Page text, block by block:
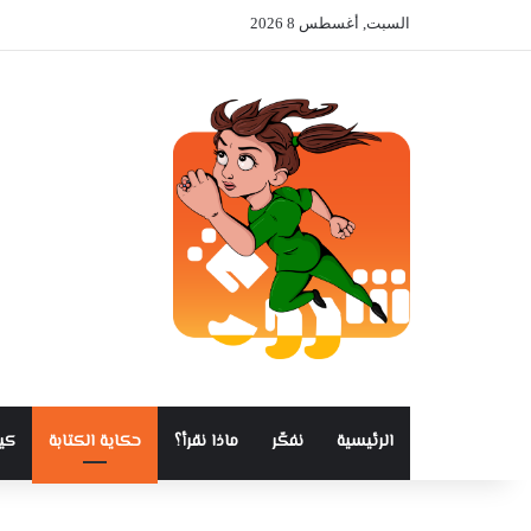
السبت, أغسطس 8 2026
الرئيسية نفكّر ماذا نقرأ؟ حكاية الكتابة